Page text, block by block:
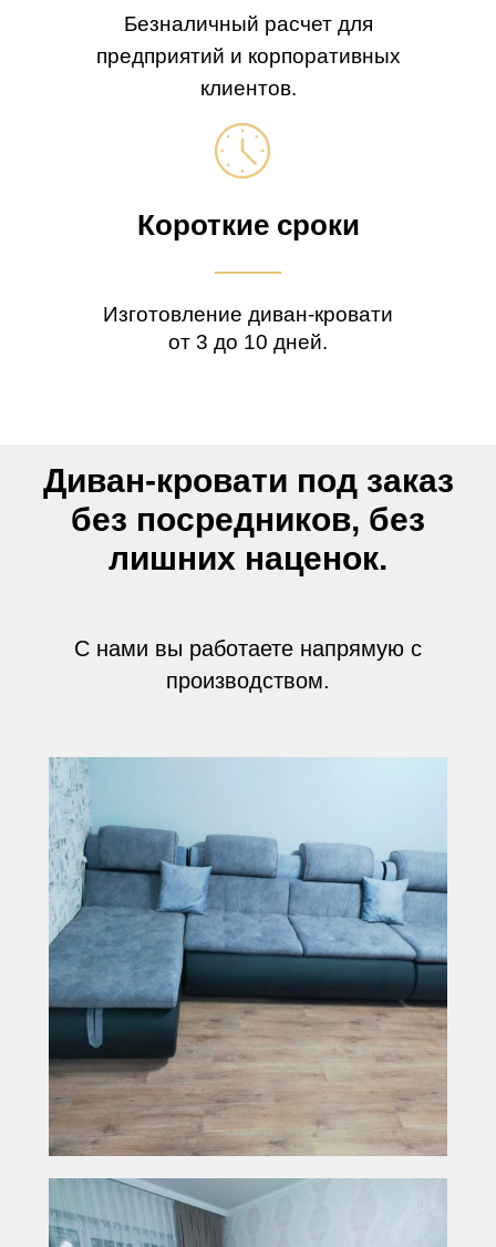
Безналичный расчет для
предприятий и корпоративных
клиентов.
Короткие сроки
Изготовление диван-кровати
от 3 до 10 дней.
Диван-кровати под заказ
без посредников, без
лишних наценок.
С нами вы работаете напрямую с
производством.